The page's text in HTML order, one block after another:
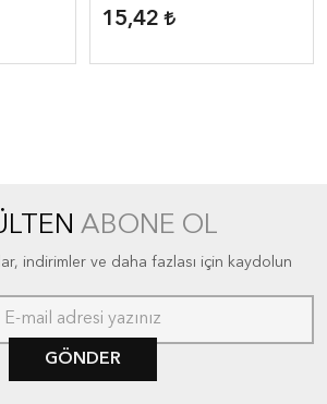
15,42
ABONE OL
indirimler ve daha fazlası için kaydolun
GÖNDER